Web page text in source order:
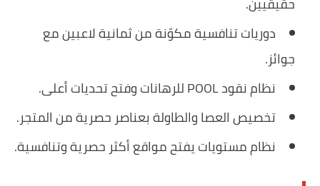
دوريات تنافسية مكوّنة من ثمانية لاعبين مع
جوائز.
نظام نقود POOL للرهانات وفتح تحديات أعلى.
تخصيص العصا والطاولة بعناصر حصرية من المتجر.
نظام مستويات يفتح مواقع أكثر حصرية وتنافسية.